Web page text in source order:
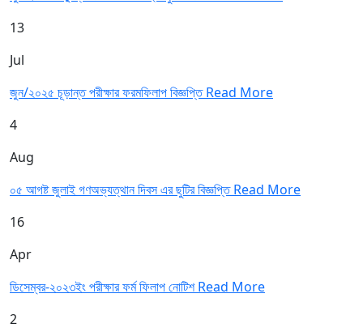
13
Jul
জুন/২০২৫ চূড়ান্ত পরীক্ষার ফরমফিলাপ বিজ্ঞপ্তিRead More
4
Aug
০৫ আগষ্ট জুলাই গণঅভ্যত্থান দিবস এর ছুটির বিজ্ঞপ্তিRead More
16
Apr
ডিসেম্বর-২০২৩ইং পরীক্ষার ফর্ম ফিলাপ নোটিশRead More
2